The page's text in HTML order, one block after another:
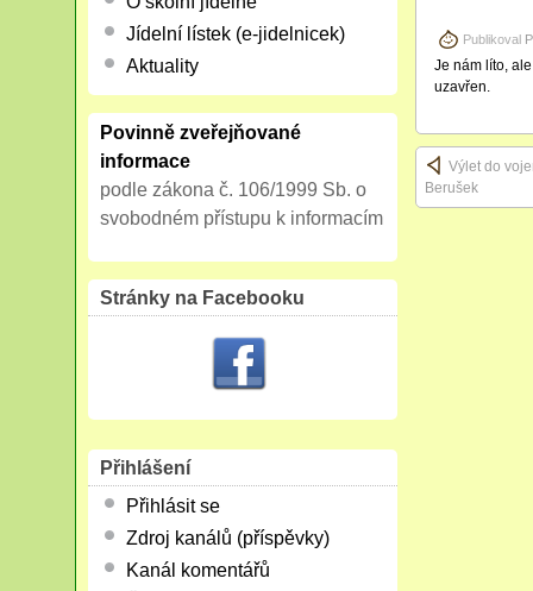
Publikoval
Je nám líto,
uzavřen.
Výlet do
Berušek
Jídelní lístek (e-jidelnicek)
Aktuality
Povinně zveřejňované
informace
podle zákona č. 106/1999 Sb. o
svobodném přístupu k informacím
Stránky na Facebooku
Přihlášení
Přihlásit se
Zdroj kanálů (příspěvky)
Kanál komentářů